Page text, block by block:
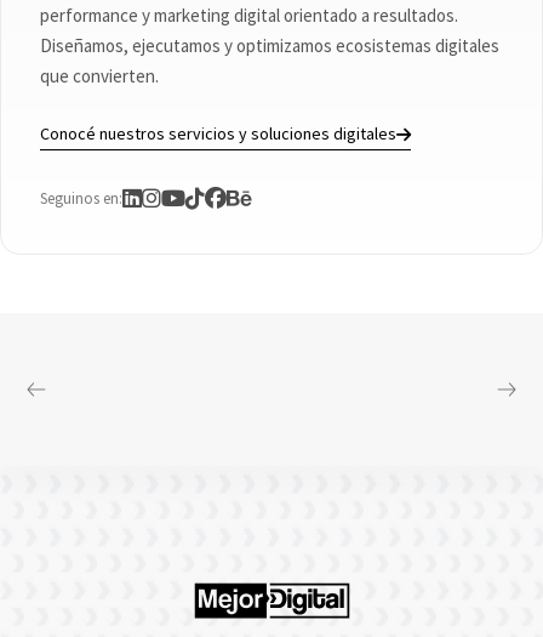
performance y marketing digital orientado a resultados.
Diseñamos, ejecutamos y optimizamos ecosistemas digitales
que convierten.
Conocé nuestros servicios y soluciones digitales
Seguinos en: